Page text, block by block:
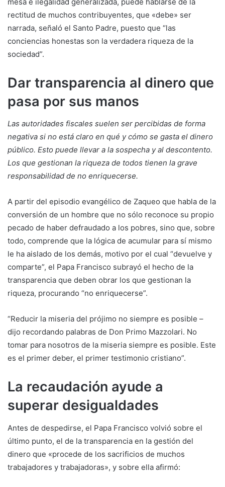
rectitud de muchos contribuyentes, que «debe» ser
narrada, señaló el Santo Padre, puesto que “las
conciencias honestas son la verdadera riqueza de la
sociedad”.
Dar transparencia al dinero que
pasa por sus manos
Las autoridades fiscales suelen ser percibidas de forma
negativa si no está claro en qué y cómo se gasta el dinero
público. Esto puede llevar a la sospecha y al descontento.
Los que gestionan la riqueza de todos tienen la grave
responsabilidad de no enriquecerse.
A partir del episodio evangélico de Zaqueo que habla de la
conversión de un hombre que no sólo reconoce su propio
pecado de haber defraudado a los pobres, sino que, sobre
todo, comprende que la lógica de acumular para sí mismo
le ha aislado de los demás, motivo por el cual “devuelve y
comparte”, el Papa Francisco subrayó el hecho de la
transparencia que deben obrar los que gestionan la
riqueza, procurando “no enriquecerse”.
“Reducir la miseria del prójimo no siempre es posible –
dijo recordando palabras de Don Primo Mazzolari. No
tomar para nosotros de la miseria siempre es posible. Este
es el primer deber, el primer testimonio cristiano”.
La recaudación ayude a
superar desigualdades
Antes de despedirse, el Papa Francisco volvió sobre el
último punto, el de la transparencia en la gestión del
dinero que «procede de los sacrificios de muchos
trabajadores y trabajadoras», y sobre ella afirmó: